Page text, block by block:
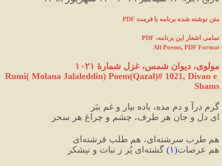
PDF متن نوشته شده برنامه با فرمت
PDF ،تمامی اشعار این برنامه
All Poems, PDF Format
مولوی، دیوان شمس، غزل شمارهٔ ۱۰۲۱
Rumi( Molana Jalaleddin) Poem(Qazal)# 1021, Divan e
Shams
گرم درآ و دم مده، باده بیار و غم بِبَر
ای دل و جانِ هر طرف، چشم و چراغِ هر سحر
هم طربِ سرشته‌ای، هم طلبِ فرشته‌ای
هم عرصات(۱) گشته‌ای پُر ز نبات و نیشکر